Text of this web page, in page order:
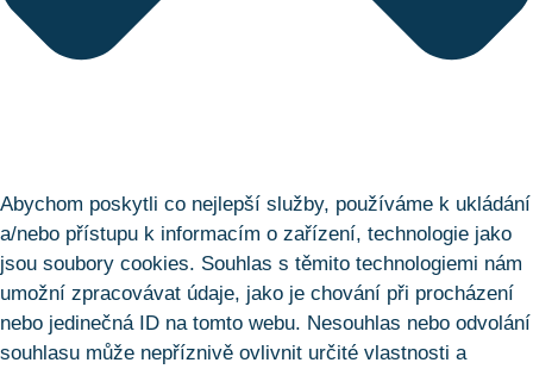
Abychom poskytli co nejlepší služby, používáme k ukládání
a/nebo přístupu k informacím o zařízení, technologie jako
jsou soubory cookies. Souhlas s těmito technologiemi nám
umožní zpracovávat údaje, jako je chování při procházení
nebo jedinečná ID na tomto webu. Nesouhlas nebo odvolání
souhlasu může nepříznivě ovlivnit určité vlastnosti a